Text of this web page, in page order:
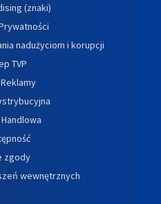
(znaki)
nadużyciom i korupcji
TVP
zgody
wewnętrznych